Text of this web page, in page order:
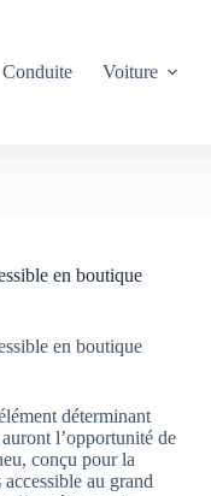
Conduite Voiture
en boutique
en boutique
déterminant
l’opportunité de
conçu pour la
au grand